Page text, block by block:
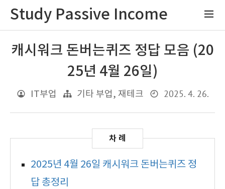
Study Passive Income
캐시워크 돈버는퀴즈 정답 모음 (20
25년 4월 26일)
IT부업 기타 부업, 재테크 2025. 4. 26.
2025년 4월 26일 캐시워크 돈버는퀴즈 정
답 총정리